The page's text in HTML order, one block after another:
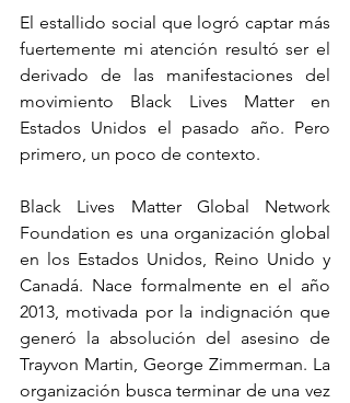
El estallido social que logró captar más
fuertemente mi atención resultó ser el
derivado de las manifestaciones del
movimiento Black Lives Matter en
Estados Unidos el pasado año. Pero
primero, un poco de contexto.
Black Lives Matter Global Network
Foundation es una organización global
en los Estados Unidos, Reino Unido y
Canadá. Nace formalmente en el año
2013, motivada por la indignación que
generó la absolución del asesino de
Trayvon Martin, George Zimmerman. La
organización busca terminar de una vez